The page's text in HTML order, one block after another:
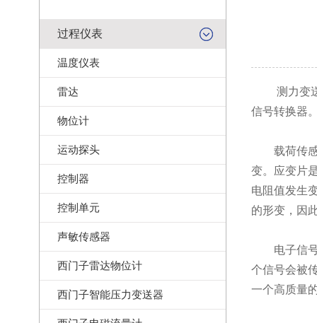
过程仪表
温度仪表
雷达
物位计
运动探头
控制器
控制单元
声敏传感器
西门子雷达物位计
西门子智能压力变送器
测力变
信号转换器
载荷传感
变。应变片
电阻值发生
的形变，因
电子信号
个信号会被
一个高质量